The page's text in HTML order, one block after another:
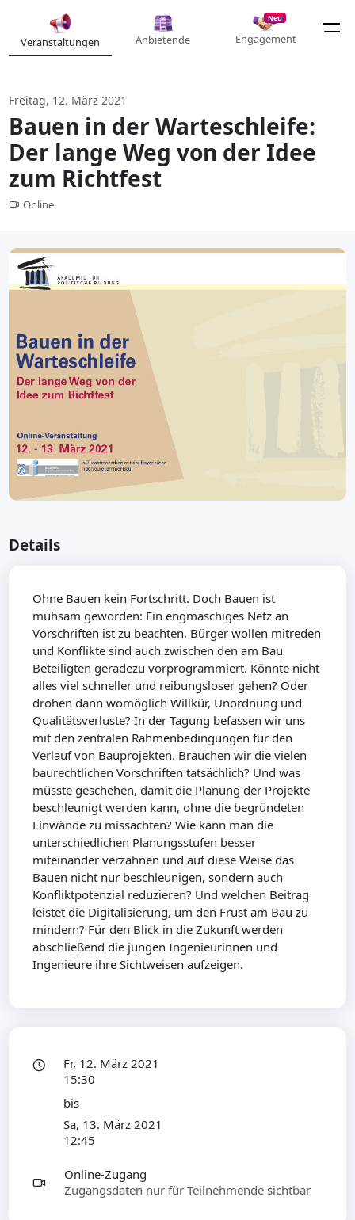
Veranstaltungen Anbietende
Neu
Engagement
Freitag, 12. März 2021
Bauen in der Warteschleife:
Der lange Weg von der Idee
zum Richtfest
Online
Details
Ohne Bauen kein Fortschritt. Doch Bauen ist
mühsam geworden: Ein engmaschiges Netz an
Vorschriften ist zu beachten, Bürger wollen mitreden
und Konflikte sind auch zwischen den am Bau
Beteiligten geradezu vorprogrammiert. Könnte nicht
alles viel schneller und reibungsloser gehen? Oder
drohen dann womöglich Willkür, Unordnung und
Qualitätsverluste? In der Tagung befassen wir uns
mit den zentralen Rahmenbedingungen für den
Verlauf von Bauprojekten. Brauchen wir die vielen
baurechtlichen Vorschriften tatsächlich? Und was
müsste geschehen, damit die Planung der Projekte
beschleunigt werden kann, ohne die begründeten
Einwände zu missachten? Wie kann man die
unterschiedlichen Planungsstufen besser
miteinander verzahnen und auf diese Weise das
Bauen nicht nur beschleunigen, sondern auch
Konfliktpotenzial reduzieren? Und welchen Beitrag
leistet die Digitalisierung, um den Frust am Bau zu
mindern? Für den Blick in die Zukunft werden
abschließend die jungen Ingenieurinnen und
Ingenieure ihre Sichtweisen aufzeigen.
Fr, 12. März 2021
15:30
bis
Sa, 13. März 2021
12:45
Online-Zugang
Zugangsdaten nur für Teilnehmende sichtbar